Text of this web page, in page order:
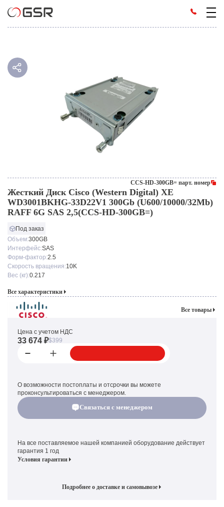
CCS-HD-300GB= парт. номер
Жесткий Диск Cisco (Western Digital) XE
WD3001BKHG-33D22V1 300Gb (U600/10000/32Mb)
RAFF 6G SAS 2,5(CCS-HD-300GB=)
Под заказ
Объем:300GB
Интерфейс:SAS
Форм-фактор:2.5
Скорость вращения:10K
Вес (кг):0.217
Все характеристики
Все товары
Цена с учетом НДС
33 674 ₽$399
О возможности постоплаты и отсрочки вы можете
проконсультироваться с менеджером.
Связаться с менеджером
На все поставляемое нашей компанией оборудование действует
гарантия 1 год
Условия гарантии
Подробнее о доставке и самовывозе